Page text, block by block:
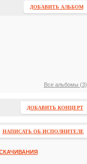
ДОБАВИТЬ АЛЬБОМ
Все альбомы (3)
ДОБАВИТЬ КОНЦЕРТ
НАПИСАТЬ ОБ ИСПОЛНИТЕЛЕ